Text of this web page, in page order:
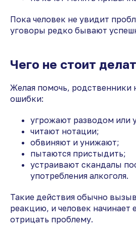
Пока человек не увидит
уговоры редко бывают
Чего не стоит
Желая помочь, родственники
ошибки:
угрожают разводом или
читают нотации;
обвиняют и унижают;
пытаются пристыдить;
устраивают скандалы
употребления алкоголя.
Такие действия обычно
реакцию, и человек начинает
отрицать проблему.